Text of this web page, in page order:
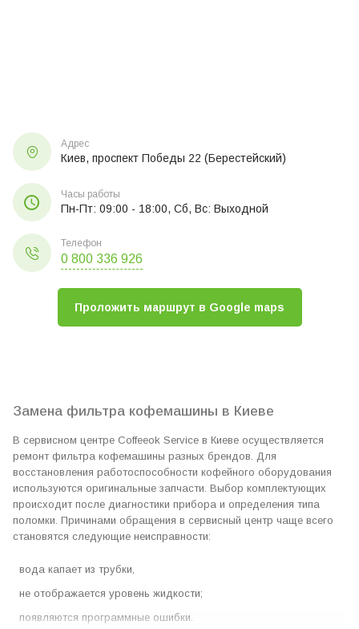
Адрес
Киев, проспект Победы 22 (Берестейский)
Часы работы
Пн-Пт: 09:00 - 18:00, Сб, Вс: Выходной
Телефон
0 800 336 926
Проложить маршрут в Google maps
Замена фильтра кофемашины в Киеве
В сервисном центре Coffeeok Service в Киеве осуществляется
ремонт фильтра кофемашины разных брендов. Для
восстановления работоспособности кофейного оборудования
используются оригинальные запчасти. Выбор комплектующих
происходит после диагностики прибора и определения типа
поломки. Причинами обращения в сервисный центр чаще всего
становятся следующие неисправности:
вода капает из трубки,
не отображается уровень жидкости;
появляются программные ошибки.